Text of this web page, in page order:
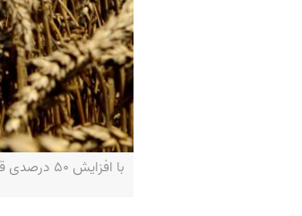
با افزایش ۵۰ درصدی قیمت گندم در ماه گذشته، تورم قیمت مواد غذایی در جهان نیز بالا رفت‌ـ MIKHAIL MORDASOV / AFP